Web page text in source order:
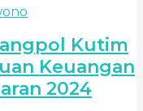
Kutim
Keuangan
2024